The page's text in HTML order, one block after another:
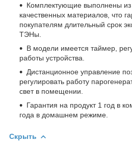
Комплектующие выполнены
качественных материалов, что
покупателям длительный срок
ТЭНы.
В модели имеется таймер,
работы устройства.
Дистанционное управление
регулировать работу
свет в помещении.
Гарантия на продукт 1 год в
года в домашнем режиме.
Скрыть